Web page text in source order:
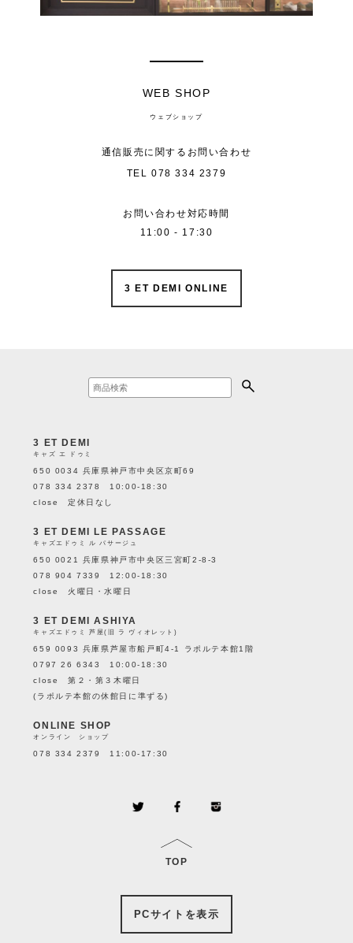
WEB SHOP
ウェブショップ
通信販売に関するお問い合わせ
TEL078 334 2379
お問い合わせ対応時間
11:00 - 17:30
3 ET DEMI ONLINE
3 ET DEMI
キャズ エ ドゥミ
650 0034 兵庫県神戸市中央区京町69
078 334 2378 10:00-18:30
close 定休日なし
3 ET DEMI LE PASSAGE
キャズエドゥミ ル パサージュ
650 0021 兵庫県神戸市中央区三宮町2-8-3
078 904 7339 12:00-18:30
close 火曜日・水曜日
3 ET DEMI ASHIYA
キャズエドゥミ 芦屋(旧 ラ ヴィオレット)
659 0093 兵庫県芦屋市船戸町4-1 ラポルテ本館1階
0797 26 6343 10:00-18:30
close 第２・第３木曜日
(ラポルテ本館の休館日に準ずる)
ONLINE SHOP
オンライン ショップ
078 334 2379 11:00-17:30
TOP
PCサイトを表示